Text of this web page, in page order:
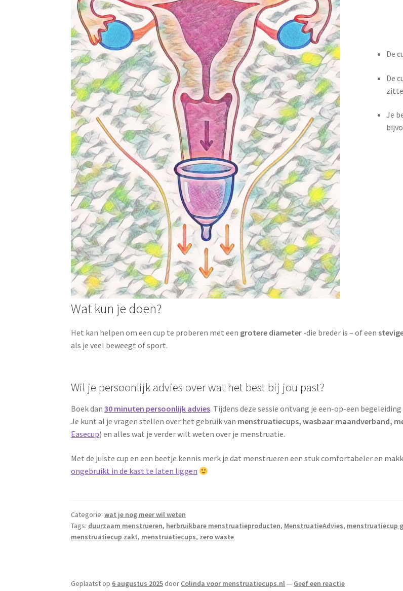
De
De
Je
Wat kun je doen?
Het kan helpen om een cup te proberen met een grotere diameter -die breder is – of een
als je veel beweegt of sport.
Wil je persoonlijk advies over wat het best bij jou past?
Boek dan30 minuten persoonlijk advies. Tijdens deze sessie ontvang je een-op-een
Je kunt al je vragen stellen over het gebruik van menstruatiecups, wasbaar maandverband,
Easecup) en alles wat je verder wilt weten over je menstruatie.
Met de juiste cup en een beetje kennis merk je dat menstrueren een stuk comfortabeler en
ongebruikt in de kast te laten liggen
Categorie:wat je nog meer wil weten
Tags: duurzaam menstrueren, herbruikbare menstruatieproducten, MenstruatieAdvies, menstruatiecup
menstruatiecup zakt, menstruatiecups, zero waste
Geplaatst op 6 augustus 2025 door Colinda voor menstruatiecups.nl— Geef een reactie